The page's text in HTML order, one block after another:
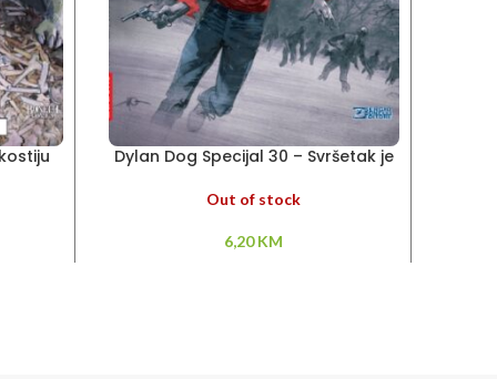
Dylan Dog Specijal 30 – Svršetak je
Out of stock
6,20KM